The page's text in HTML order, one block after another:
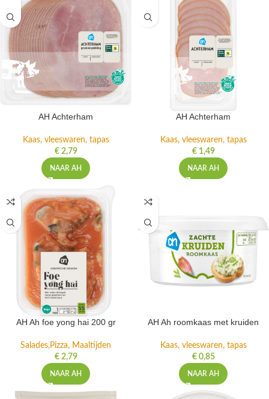
AH Achterham
Kaas, vleeswaren, tapas
€2,79
NAAR AH
AH Achterham
Kaas, vleeswaren, tapas
€1,49
NAAR AH
AH Ah foe yong hai 200 gr
Salades,Pizza, Maaltijden
€2,79
NAAR AH
AH Ah roomkaas met kruiden
Kaas, vleeswaren, tapas
€0,85
NAAR AH